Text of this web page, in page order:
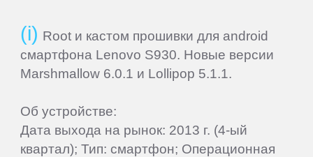
Root и кастом прошивки для android
смартфона Lenovo S930. Новые версии
Marshmallow 6.0.1 и Lollipop 5.1.1.
Об устройстве:
Дата выхода на рынок: 2013 г. (4-ый
квартал); Тип: смартфон; Операционная
Ulefone
Venso